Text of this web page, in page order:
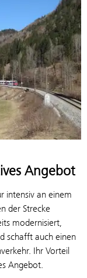
Angebot
intensiv an einem
der Strecke
modernisiert,
schafft auch einen
Ihr Vorteil
Angebot.